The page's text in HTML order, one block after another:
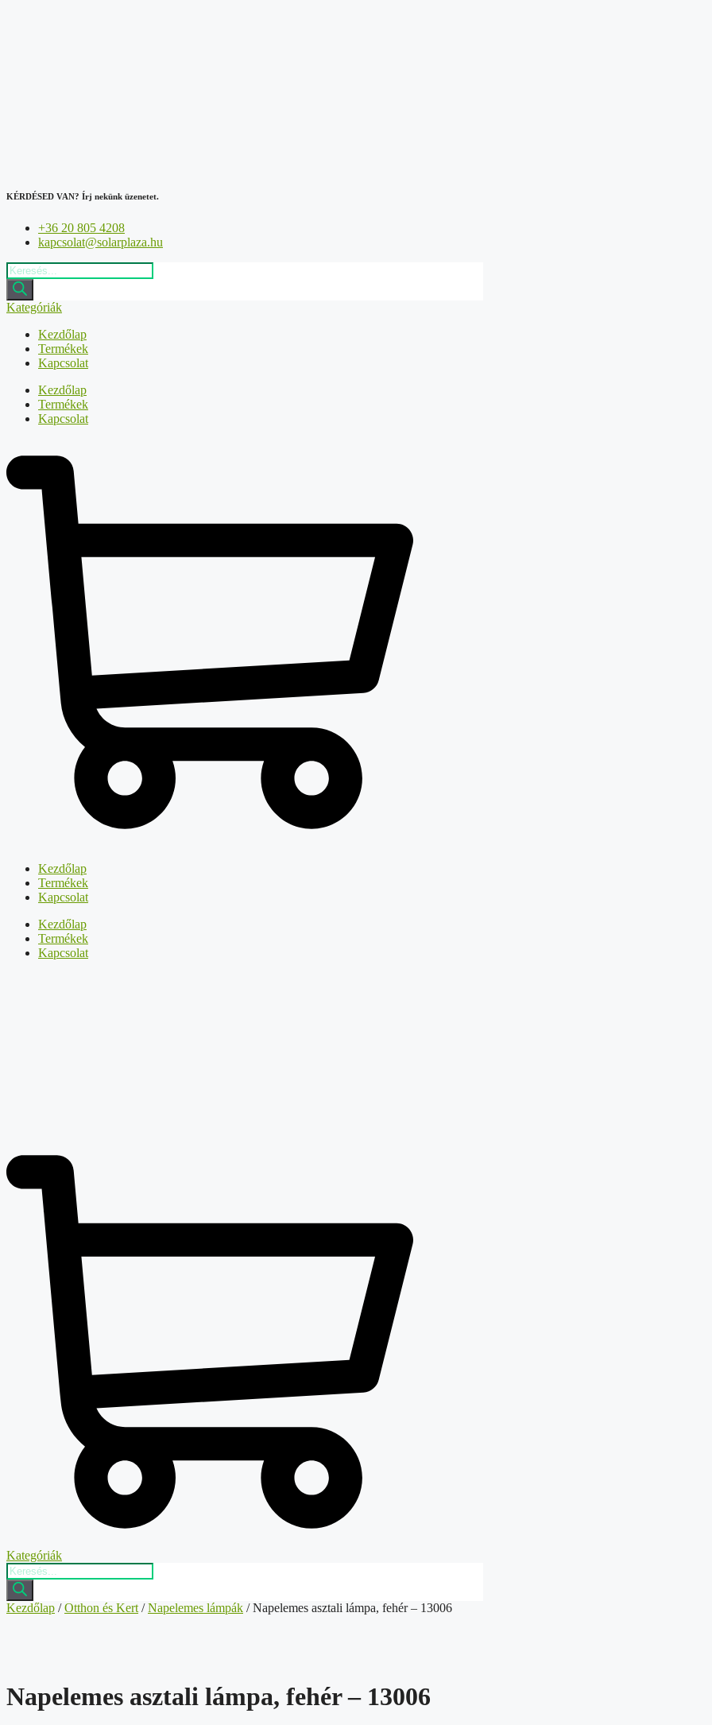
KÉRDÉSED VAN? Írj nekünk üzenetet.
+36 20 805 4208
kapcsolat@solarplaza.hu
Products
search
Kategóriák
Kezdőlap
Termékek
Kapcsolat
Kezdőlap
Termékek
Kapcsolat
Kezdőlap
Termékek
Kapcsolat
Kezdőlap
Termékek
Kapcsolat
Kategóriák
Products
search
Kezdőlap /Otthon és Kert /Napelemes lámpák / Napelemes asztali lámpa, fehér – 13006
Napelemes asztali lámpa, fehér – 13006